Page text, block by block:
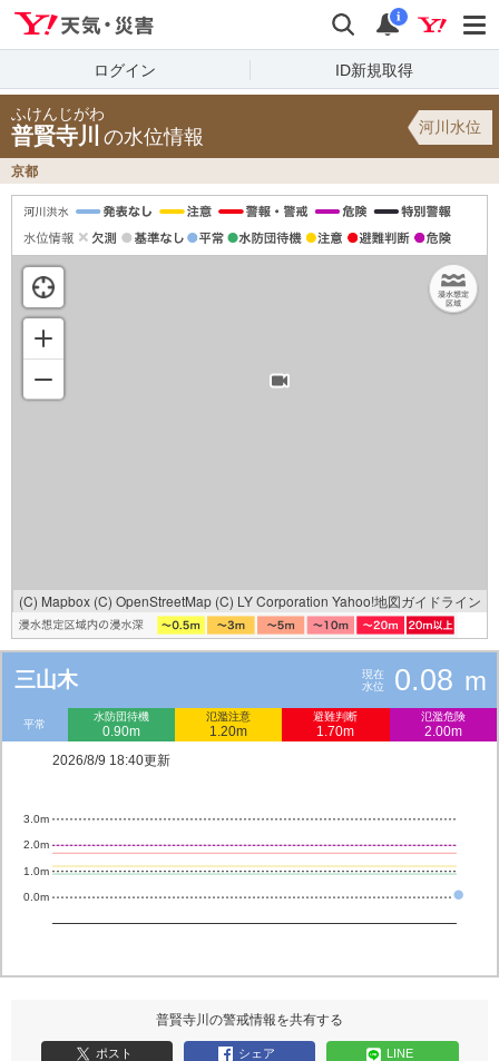
検索 通知
i
ログイン ID新規取得
ふけんじがわ
普賢寺川 の水位情報 河川水位
京都
(C) Mapbox (C) OpenStreetMap (C) LY Corporation Yahoo!地図ガイドライン
三山木
現在
水位
0.08 m
平常
水防団待機
0.90m
氾濫注意
1.20m
避難判断
1.70m
氾濫危険
2.00m
2026/8/9 18:40更新
0.0m
1.0m
2.0m
3.0m
普賢寺川の警戒情報を共有する
ポスト シェア LINE